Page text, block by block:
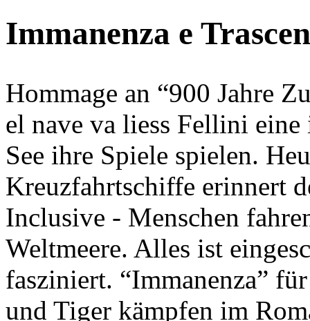
Immanenza e
Hommage an “900 Jahre
el nave va liess Fellini
See ihre Spiele spielen.
Kreuzfahrtschiffe erinnert
Inclusive - Menschen
Weltmeere. Alles ist
fasziniert. “Immanenza”
und Tiger kämpfen im